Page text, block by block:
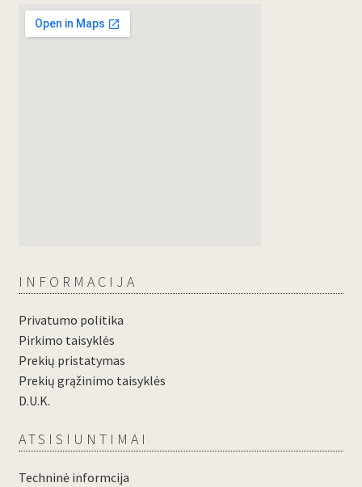
INFORMACIJA
Privatumo politika
Pirkimo taisyklės
Prekių pristatymas
Prekių grąžinimo taisyklės
D.U.K.
ATSISIUNTIMAI
Techninė informcija